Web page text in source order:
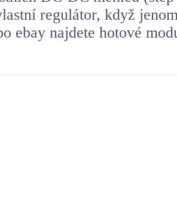
regulátor, když
ebay najdete hotové